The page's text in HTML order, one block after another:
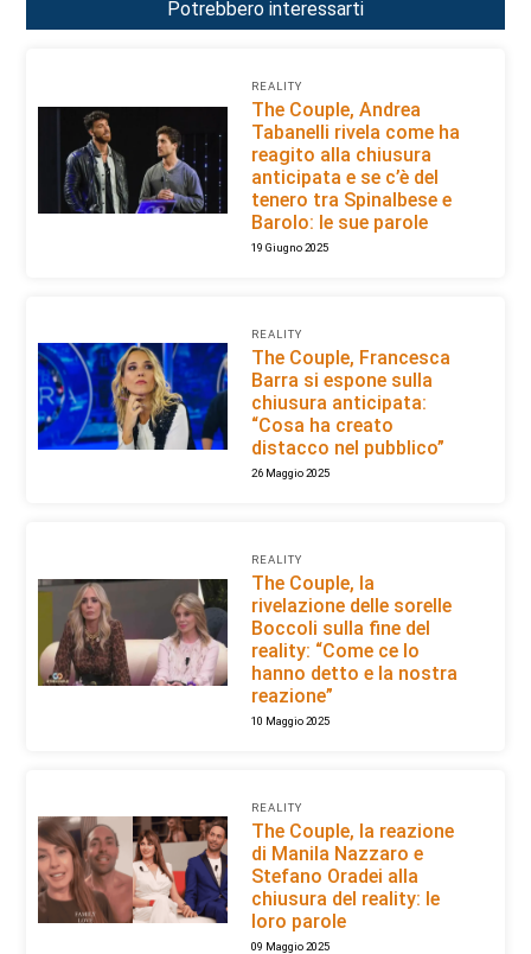
Potrebbero interessarti
REALITY
The Couple, Andrea
Tabanelli rivela come ha
reagito alla chiusura
anticipata e se c’è del
tenero tra Spinalbese e
Barolo: le sue parole
19 Giugno 2025
REALITY
The Couple, Francesca
Barra si espone sulla
chiusura anticipata:
“Cosa ha creato
distacco nel pubblico”
26 Maggio 2025
REALITY
The Couple, la
rivelazione delle sorelle
Boccoli sulla fine del
reality: “Come ce lo
hanno detto e la nostra
reazione”
10 Maggio 2025
REALITY
The Couple, la reazione
di Manila Nazzaro e
Stefano Oradei alla
chiusura del reality: le
loro parole
09 Maggio 2025